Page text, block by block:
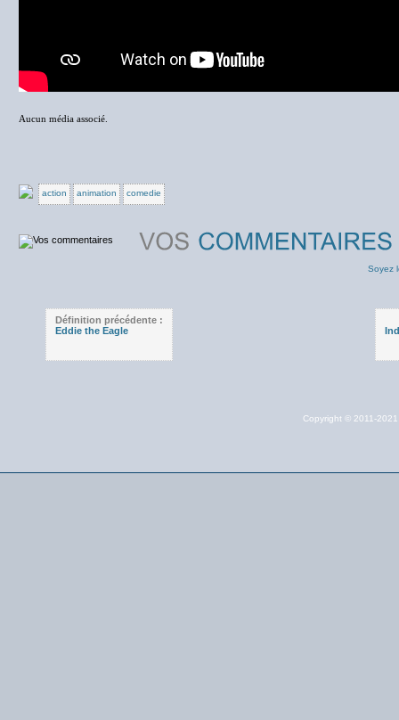
Aucun média associé.
action animation comedie
Soyez
Définition précédente :
Eddie the Eagle
Copyright © 2011-